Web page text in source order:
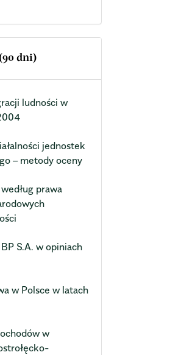
dni)
ludności w
jednostek
– metody oceny
prawa
S.A. w opiniach
w Polsce w latach
w